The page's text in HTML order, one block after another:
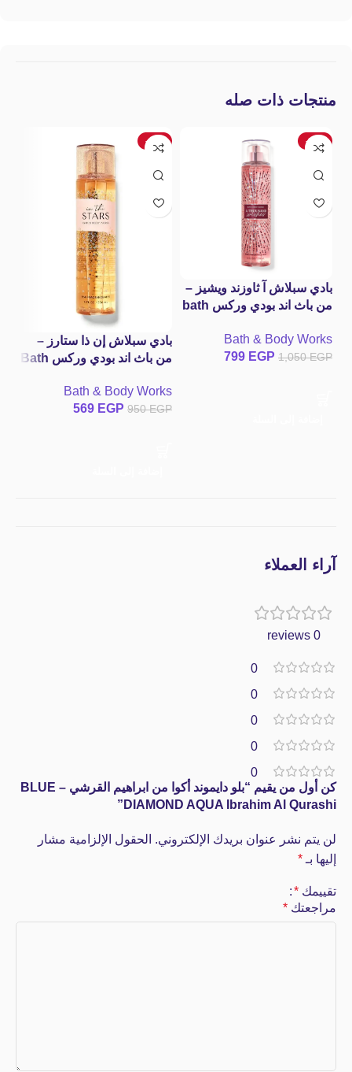
منتجات ذات صله
-24%
بادي سبلاش آ ثاوزند ويشيز –
من باث اند بودي وركس bath
Thousand Wishes Fine
Fragrance Mist
Bath & Body Works
1,050EGP
799 EGP
-40%
بادي سبلاش إن ذا ستارز –
من باث اند بودي وركس Bath
Stars Fine Fragrance Mist
Bath & Body Works
950EGP
569 EGP
آراء العملاء
0 reviews
0
0
0
0
0
كن أول من يقيم “بلو دايموند أكوا من ابراهيم القرشي – BLUE
DIAMOND AQUA Ibrahim Al Qurashi”
لن يتم نشر عنوان بريدك الإلكتروني. الحقول الإلزامية مشار
إليها بـ *
تقييمك *
مراجعتك *